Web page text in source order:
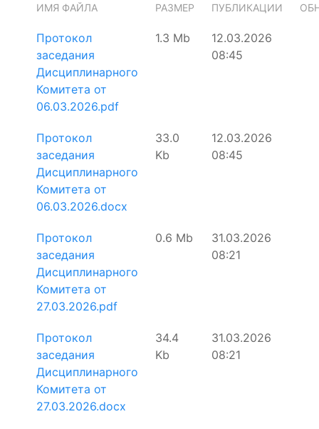
ИМЯ ФАЙЛА РАЗМЕР
ПУБЛИКАЦИИ
Протокол
заседания
Дисциплинарного
Комитета от
06.03.2026.pdf
1.3 Mb
12.03.2026
08:45
Протокол
заседания
Дисциплинарного
Комитета от
06.03.2026.docx
33.0
Kb
12.03.2026
08:45
Протокол
заседания
Дисциплинарного
Комитета от
27.03.2026.pdf
0.6 Mb
31.03.2026
08:21
Протокол
заседания
Дисциплинарного
Комитета от
27.03.2026.docx
34.4
Kb
31.03.2026
08:21